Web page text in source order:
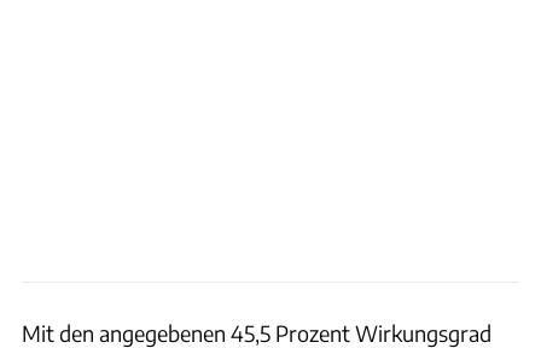
Mit den angegebenen 45,5 Prozent Wirkungsgrad